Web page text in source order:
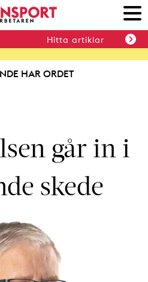
Hitta artiklar
HAR ORDET
går in i
skede